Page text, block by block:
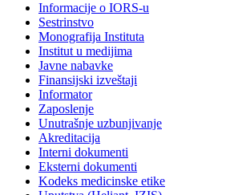
Informacije o IORS-u
Sestrinstvo
Monografija Instituta
Institut u medijima
Javne nabavke
Finansijski izveštaji
Informator
Zaposlenje
Unutrašnje uzbunjivanje
Akreditacija
Interni dokumenti
Eksterni dokumenti
Kodeks medicinske etike